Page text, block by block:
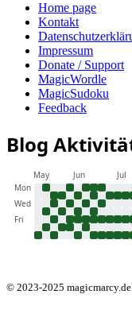
Home page
Kontakt
Impressum
Donate / Support
MagicWordle
MagicSudoku
Feedback
Blog
May Jun
Jul
Mon
Wed
Fri
© 2023-2025 magicmarcy.de